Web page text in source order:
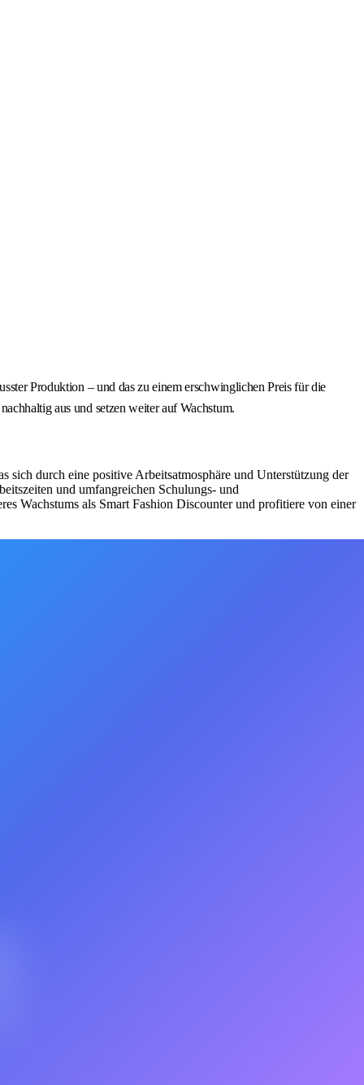
Produktion – und das zu einem erschwinglichen Preis für die
aus und setzen weiter auf Wachstum.
durch eine positive Arbeitsatmosphäre und Unterstützung der
und umfangreichen Schulungs- und
Wachstums als Smart Fashion Discounter und profitiere von einer